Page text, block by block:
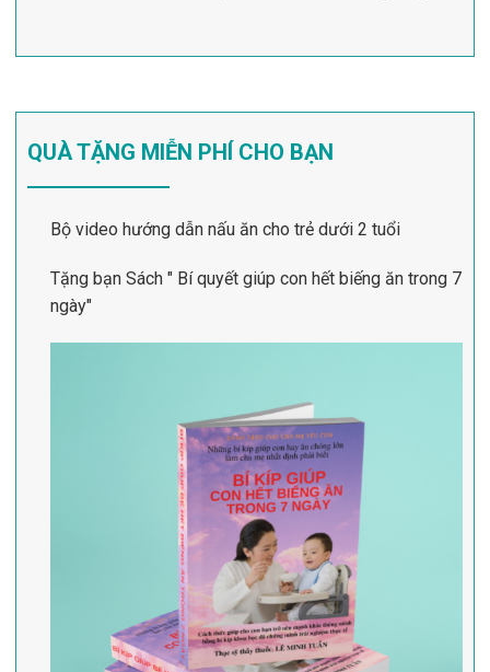
QUÀ TẶNG MIỄN PHÍ CHO BẠN
Bộ video hướng dẫn nấu ăn cho trẻ dưới 2 tuổi
Tặng bạn Sách " Bí quyết giúp con hết biếng ăn trong 7
ngày"